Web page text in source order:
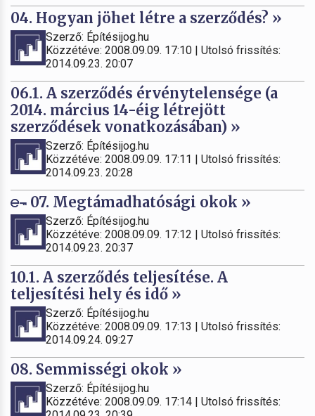
04. Hogyan jöhet létre a szerződés? »
Szerző: Építésijog.hu
Közzétéve: 2008.09.09. 17:10 | Utolsó frissítés:
2014.09.23. 20:07
06.1. A szerződés érvénytelensége (a
2014. március 14-éig létrejött
szerződések vonatkozásában) »
Szerző: Építésijog.hu
Közzétéve: 2008.09.09. 17:11 | Utolsó frissítés:
2014.09.23. 20:28
07. Megtámadhatósági okok »
Szerző: Építésijog.hu
Közzétéve: 2008.09.09. 17:12 | Utolsó frissítés:
2014.09.23. 20:37
10.1. A szerződés teljesítése. A
teljesítési hely és idő »
Szerző: Építésijog.hu
Közzétéve: 2008.09.09. 17:13 | Utolsó frissítés:
2014.09.24. 09:27
08. Semmisségi okok »
Szerző: Építésijog.hu
Közzétéve: 2008.09.09. 17:14 | Utolsó frissítés: